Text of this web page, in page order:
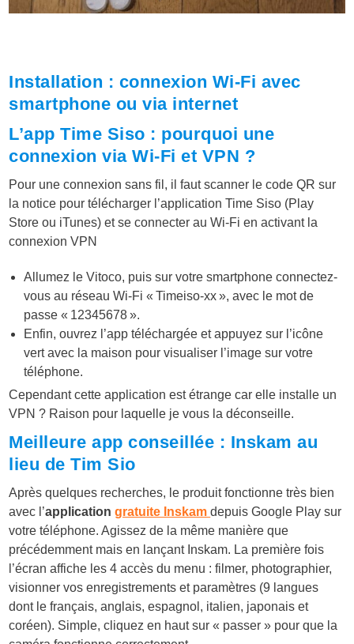
Installation : connexion Wi-Fi avec
smartphone ou via internet
L’app Time Siso : pourquoi une
connexion via Wi-Fi et VPN ?
Pour une connexion sans fil, il faut scanner le code QR sur
la notice pour télécharger l’application Time Siso (Play
Store ou iTunes) et se connecter au Wi-Fi en activant la
connexion VPN
Allumez le Vitoco, puis sur votre smartphone connectez-
vous au réseau Wi-Fi « Timeiso-xx », avec le mot de
passe « 12345678 ».
Enfin, ouvrez l’app téléchargée et appuyez sur l’icône
vert avec la maison pour visualiser l’image sur votre
téléphone.
Cependant cette application est étrange car elle installe un
VPN ? Raison pour laquelle je vous la déconseille.
Meilleure app conseillée : Inskam au
lieu de Tim Sio
Après quelques recherches, le produit fonctionne très bien
avec l’applicationgratuite Inskamdepuis Google Play sur
votre téléphone. Agissez de la même manière que
précédemment mais en lançant Inskam. La première fois
l’écran affiche les 4 accès du menu : filmer, photographier,
visionner vos enregistrements et paramètres (9 langues
dont le français, anglais, espagnol, italien, japonais et
coréen). Simple, cliquez en haut sur « passer » pour que la